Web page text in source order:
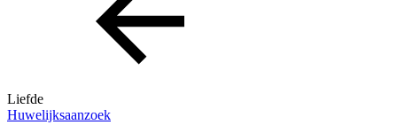
Liefde
Huwelijksaanzoek